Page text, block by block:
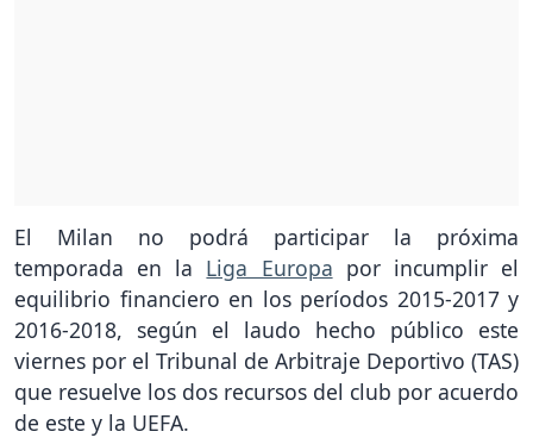
El Milan no podrá participar la próxima
temporada en la Liga Europa por incumplir el
equilibrio financiero en los períodos 2015-2017 y
2016-2018, según el laudo hecho público este
viernes por el Tribunal de Arbitraje Deportivo (TAS)
que resuelve los dos recursos del club por acuerdo
de este y la UEFA.